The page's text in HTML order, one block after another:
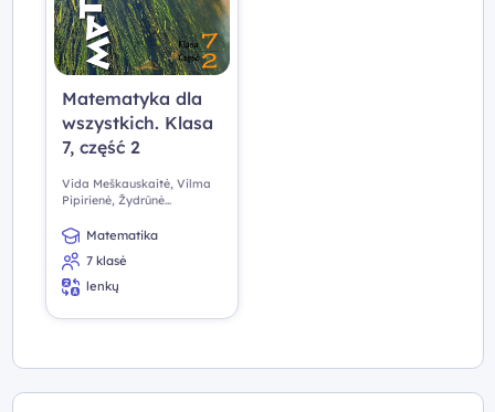
Matematyka dla
wszystkich. Klasa
7, część 2
Vida Meškauskaitė, Vilma
Pipirienė, Žydrūnė
Matematika
7 klasė
lenkų